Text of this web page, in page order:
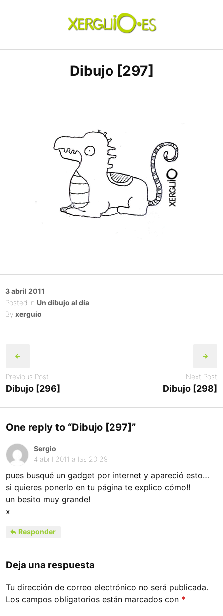
xerguio.ES | ilustración
Dibujo [297]
Posted
on
3 abril 2011
Posted in Un dibujo al día
By xerguio
navigation
Previous Post
Dibujo [296]
Next Post
Dibujo [298]
One reply to “Dibujo [297]”
Sergio
4 abril 2011 a las 20:29
pues busqué un gadget por internet y apareció esto…
si quieres ponerlo en tu página te explico cómo!!
un besito muy grande!
x
Responder
Deja una respuesta
Tu dirección de correo electrónico no será publicada.
Los campos obligatorios están marcados con *